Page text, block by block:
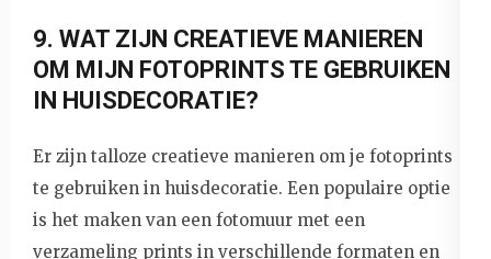
9. WAT ZIJN CREATIEVE MANIEREN
OM MIJN FOTOPRINTS TE GEBRUIKEN
IN HUISDECORATIE?
Er zijn talloze creatieve manieren om je fotoprints
te gebruiken in huisdecoratie. Een populaire optie
is het maken van een fotomuur met een
verzameling prints in verschillende formaten en